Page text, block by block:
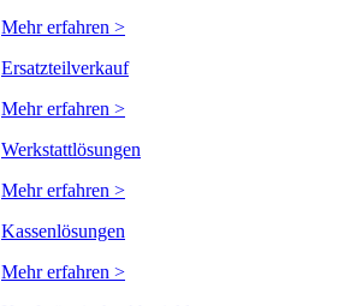
Mehr erfahren >
Ersatzteilverkauf
Mehr erfahren >
Werkstattlösungen
Mehr erfahren >
Kassenlösungen
Mehr erfahren >